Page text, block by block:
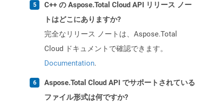
C++ の Aspose.Total Cloud API リリース ノー
トはどこにありますか?
完全なリリース ノートは、Aspose.Total
Cloud ドキュメントで確認できます。
Documentation.
Aspose.Total Cloud API でサポートされている
ファイル形式は何ですか?